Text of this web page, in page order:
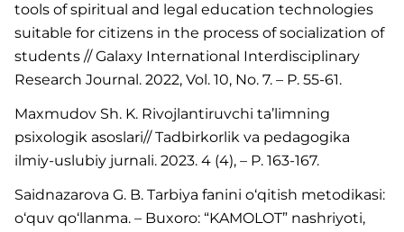
tools of spiritual and legal education technologies
suitable for citizens in the process of socialization of
students // Galaxy International Interdisciplinary
Research Journal. 2022, Vol. 10, No. 7. – P. 55-61.
Maxmudov Sh. K. Rivojlantiruvchi ta’limning
psixologik asoslari// Tadbirkorlik va pedagogika
ilmiy-uslubiy jurnali. 2023. 4 (4), – P. 163-167.
Saidnazarova G. B. Tarbiya fanini o‘qitish metodikasi:
o‘quv qo‘llanma. – Buxoro: “KAMOLOT” nashriyoti,